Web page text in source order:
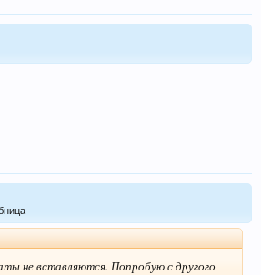
не вставляются. Попробую с другого